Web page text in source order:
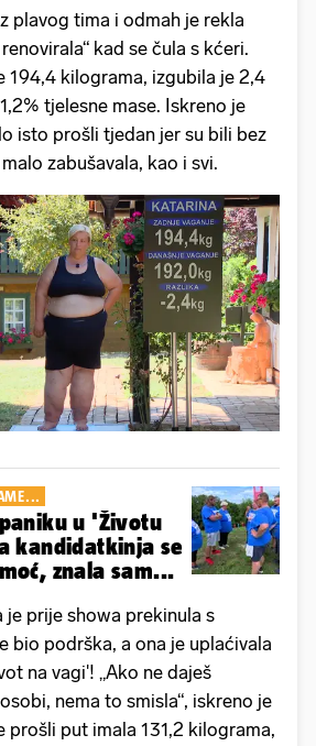
plavog tima i odmah je rekla
kad se čula s kćeri.
194,4 kilograma, izgubila je 2,4
tjelesne mase. Iskreno je
isto prošli tjedan jer su bili bez
zabušavala, kao i svi.
u 'Životu
kandidatkinja se
znala sam...
je prije showa prekinula s
bio podrška, a ona je uplaćivala
na vagi'! „Ako ne daješ
nema to smisla“, iskreno je
prošli put imala 131,2 kilograma,